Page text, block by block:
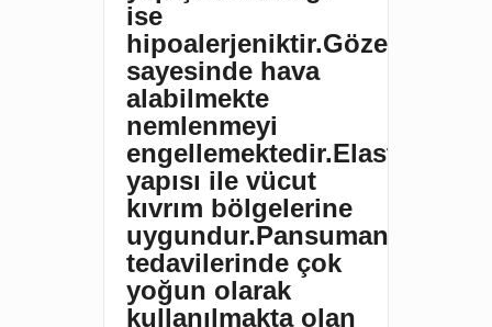
ise
hipoalerjeniktir.Gözenekleri
sayesinde hava
alabilmekte
nemlenmeyi
engellemektedir.Elastik
yapısı ile vücut
kıvrım bölgelerine
uygundur.Pansuman
tedavilerinde çok
yoğun olarak
kullanılmakta olan